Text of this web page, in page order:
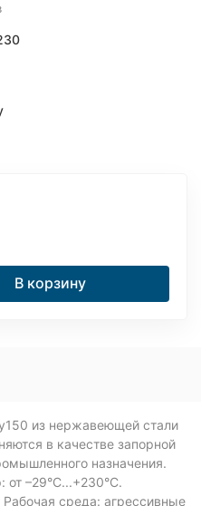
В корзину
из нержавеющей стали
в качестве запорной
назначения.
–29°C...+230°C.
среда: агрессивные